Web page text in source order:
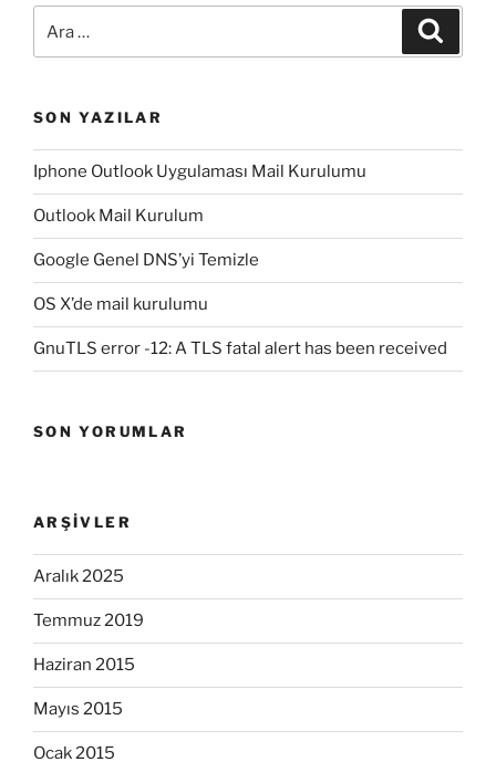
SON YAZILAR
Iphone Outlook Uygulaması Mail Kurulumu
Outlook Mail Kurulum
Google Genel DNS’yi Temizle
OS X’de mail kurulumu
GnuTLS error -12: A TLS fatal alert has been received
SON YORUMLAR
ARŞIVLER
Aralık 2025
Temmuz 2019
Haziran 2015
Mayıs 2015
Ocak 2015